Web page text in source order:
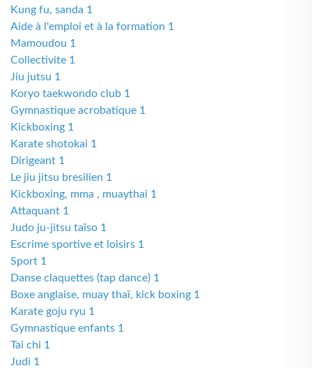
Kung fu, sanda 1
Aide à l'emploi et à la formation 1
Mamoudou 1
Collectivite 1
Jiu jutsu 1
Koryo taekwondo club 1
Gymnastique acrobatique 1
Kickboxing 1
Karate shotokai 1
Dirigeant 1
Le jiu jitsu bresilien 1
Kickboxing, mma , muaythai 1
Attaquant 1
Judo ju-jitsu taïso 1
Escrime sportive et loisirs 1
Sport 1
Danse claquettes (tap dance) 1
Boxe anglaise, muay thaï, kick boxing 1
Karate goju ryu 1
Gymnastique enfants 1
Tai chi 1
Judi 1